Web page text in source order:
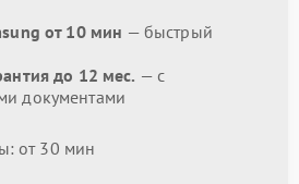
от 10 мин — быстрый
до 12 мес. — с
документами
от 30 мин